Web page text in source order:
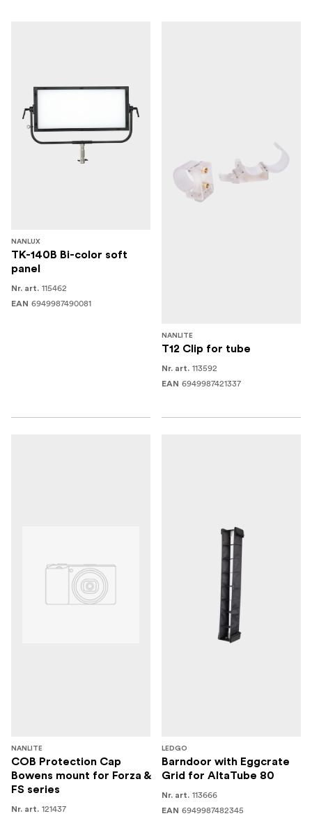
NANLUX
TK-140B Bi-color soft
panel
Nr. art. 115462
EAN 6949987490081
NANLITE
T12 Clip for tube
Nr. art. 113592
EAN 6949987421337
NANLITE
COB Protection Cap
Bowens mount for Forza &
FS series
Nr. art. 121437
LEDGO
Barndoor with Eggcrate
Grid for AltaTube 80
Nr. art. 113666
EAN 6949987482345